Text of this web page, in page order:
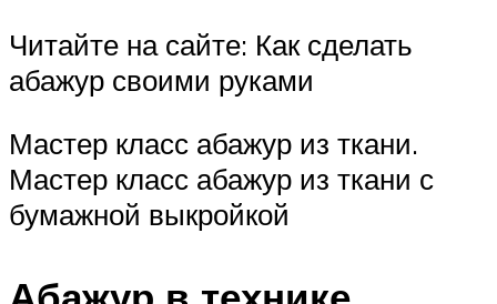
Читайте на сайте: Как сделать
абажур своими руками
Мастер класс абажур из ткани.
Мастер класс абажур из ткани с
бумажной выкройкой